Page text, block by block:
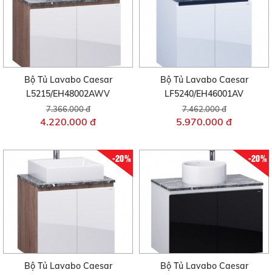
Bộ Tủ Lavabo Caesar
L5215/EH48002AWV
7.366.000 đ
4.220.000 đ
Bộ Tủ Lavabo Caesar
LF5240/EH46001AV
7.462.000 đ
5.970.000 đ
-20%
Bộ Tủ Lavabo Caesar
-20%
Bộ Tủ Lavabo Caesar